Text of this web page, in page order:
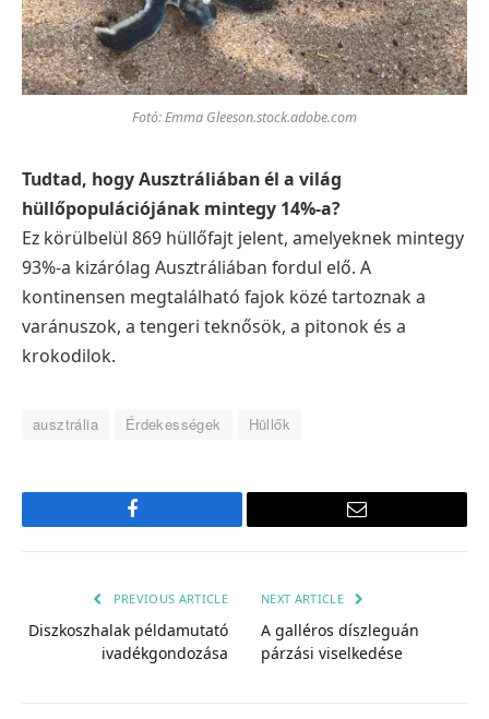
Fotó: Emma Gleeson.stock.adobe.com
Tudtad, hogy Ausztráliában él a világ
hüllőpopulációjának mintegy 14%-a?
Ez körülbelül 869 hüllőfajt jelent, amelyeknek mintegy
93%-a kizárólag Ausztráliában fordul elő. A
kontinensen megtalálható fajok közé tartoznak a
varánuszok, a tengeri teknősök, a pitonok és a
krokodilok.
ausztrália Érdekességek Hüllők
Facebook Email
PREVIOUS ARTICLE
Diszkoszhalak példamutató
ivadékgondozása
NEXT ARTICLE
A galléros díszleguán
párzási viselkedése